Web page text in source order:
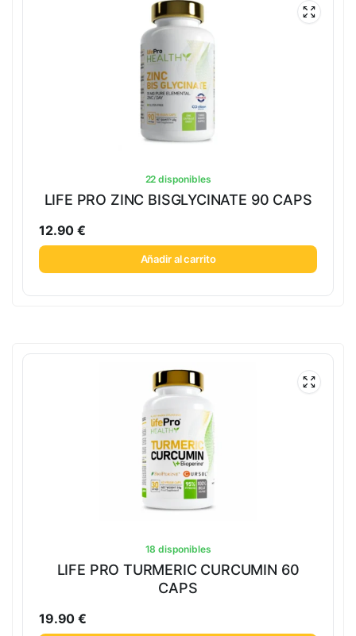
22 disponibles
LIFE PRO ZINC BISGLYCINATE 90 CAPS
12.90€
Añadir al carrito
18 disponibles
LIFE PRO TURMERIC CURCUMIN 60
CAPS
19.90€